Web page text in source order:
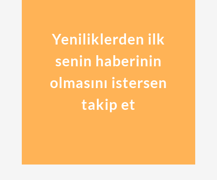
Yeniliklerden ilk
senin haberinin
olmasını istersen
takip et